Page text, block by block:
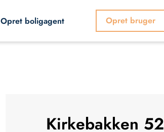
Opret bruger
Opret boligagent
Kirkebakken 52